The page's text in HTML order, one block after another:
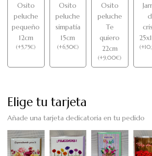
Osito
peluche
pequeño
12cm
(+5,75€)
Osito
peluche
simpatía
15cm
(+6,50€)
Osito
peluche
Te
quiero
22cm
(+9,00€)
(+
Elige tu tarjeta
Añade una tarjeta dedicatoria en tu pedido